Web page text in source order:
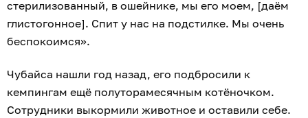
стерилизованный, в ошейнике, мы его моем, [даём
глистогонное]. Спит у нас на подстилке. Мы очень
беспокоимся».
Чубайса нашли год назад, его подбросили к
кемпингам ещё полуторамесячным котёночком.
Сотрудники выкормили животное и оставили себе.